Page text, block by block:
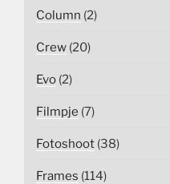
Column (2)
Crew (20)
Evo (2)
Filmpje (7)
Fotoshoot (38)
Frames (114)